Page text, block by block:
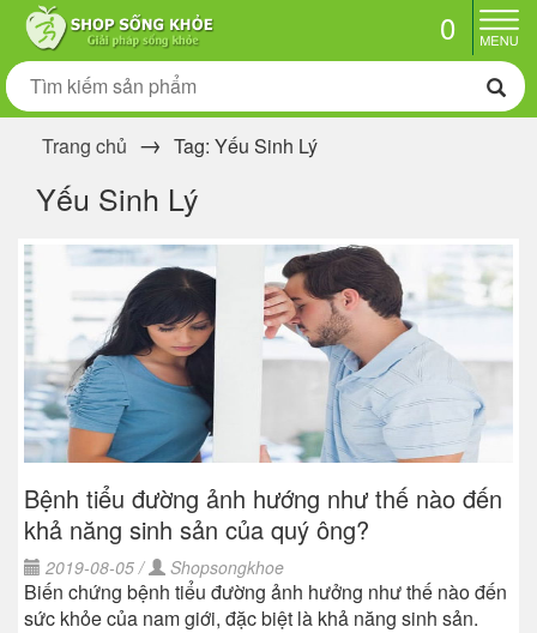
0
Trang chủ Tag: Yếu Sinh Lý
Yếu Sinh Lý
Bệnh tiểu đường ảnh hướng như thế nào đến
khả năng sinh sản của quý ông?
2019-08-05 / Shopsongkhoe
Biến chứng bệnh tiểu đường ảnh hưởng như thế nào đến
sức khỏe của nam giới, đặc biệt là khả năng sinh sản.